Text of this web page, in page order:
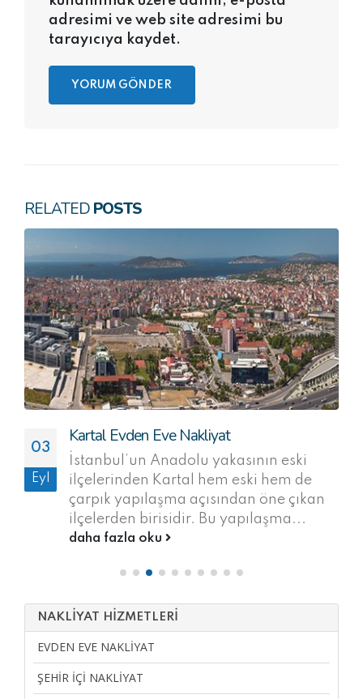
adresimi ve web site adresimi bu
tarayıcıya kaydet.
RELATEDPOSTS
Çekmeköy Evden Eve Nakliyat
Ev taşınması için baş gösterecek tüm
sorunlara Bektaşoğlu Nakliyat olarak
etkili çözümler sunan firmamız,
Çekmeköy evden eve nakliyat
konusunda...
daha fazla oku
NAKLİYAT HİZMETLERİ
EVDEN EVE NAKLIYAT
ŞEHIR İÇI NAKLIYAT